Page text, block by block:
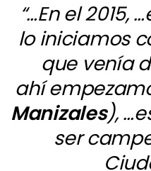
“…En el 2015,
lo iniciamos
que venía
ahí
Manizales),
ser